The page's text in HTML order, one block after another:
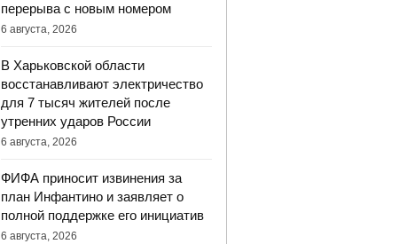
перерыва с новым номером
6 августа, 2026
В Харьковской области
восстанавливают электричество
для 7 тысяч жителей после
утренних ударов России
6 августа, 2026
ФИФА приносит извинения за
план Инфантино и заявляет о
полной поддержке его инициатив
6 августа, 2026